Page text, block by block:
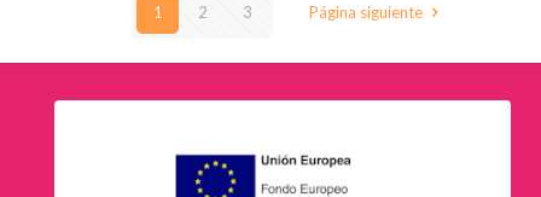
1 2 3 Página siguiente